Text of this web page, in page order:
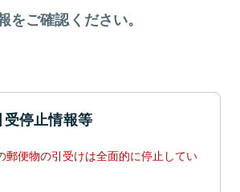
をご確認ください。
停止情報等
郵便物の引受けは全面的に停止してい